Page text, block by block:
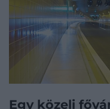
Egy közeli